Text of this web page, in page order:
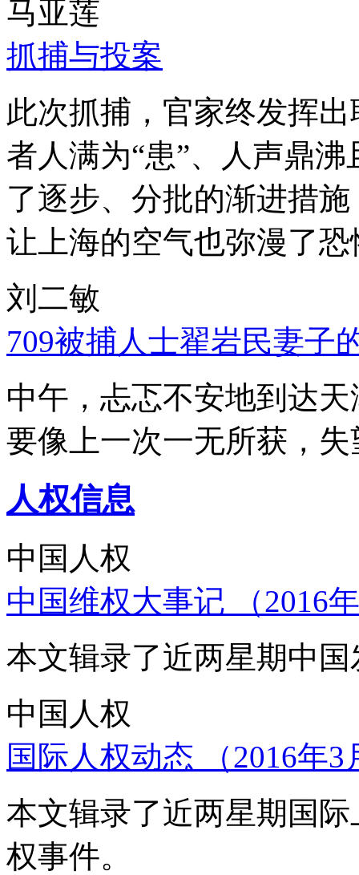
马亚莲
抓捕与投案
此次抓捕，官家终发挥
者人满为“患”、人声鼎
了逐步、分批的渐进措
让上海的空气也弥漫了
刘二敏
709被捕人士翟岩民妻子
中午，忐忑不安地到达
要像上一次一无所获，
人权信息
中国人权
中国维权大事记 （2016
本文辑录了近两星期中
中国人权
国际人权动态 （2016年
本文辑录了近两星期国
权事件。